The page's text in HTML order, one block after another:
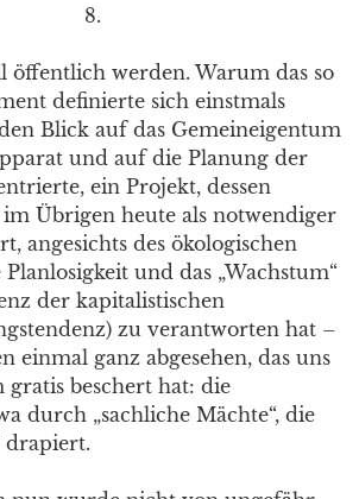
8.
öffentlich werden. Warum das so
definierte sich einstmals
Blick auf das Gemeineigentum
und auf die Planung der
ein Projekt, dessen
Übrigen heute als notwendiger
angesichts des ökologischen
Planlosigkeit und das „Wachstum“
der kapitalistischen
zu verantworten hat –
einmal ganz abgesehen, das uns
gratis beschert hat: die
durch „sachliche Mächte“, die
drapiert.